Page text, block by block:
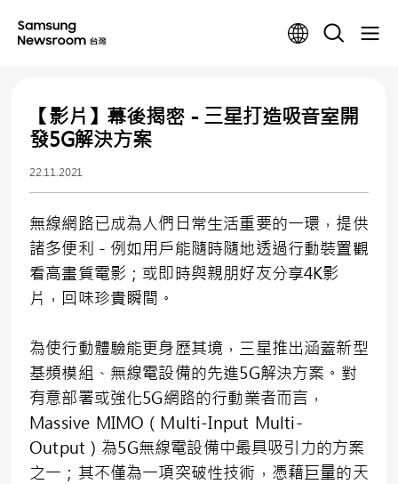
【影片】幕後揭密－三星打造吸音室開
發5G解決方案
22.11.2021
無線網路已成為人們日常生活重要的一環，提供
諸多便利－例如用戶能隨時隨地透過行動裝置觀
看高畫質電影；或即時與親朋好友分享4K影
片，回味珍貴瞬間。
為使行動體驗能更身歷其境，三星推出涵蓋新型
基頻模組、無線電設備的先進5G解決方案。對
有意部署或強化5G網路的行動業者而言，
Massive MIMO（Multi-Input Multi-
Output）為5G無線電設備中最具吸引力的方案
之一；其不僅為一項突破性技術，憑藉巨量的天